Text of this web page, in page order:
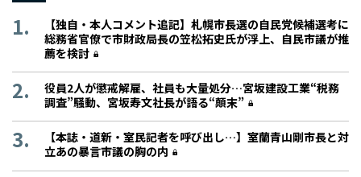
【独自・本人コメント追記】札幌市長選の自民党候補選考に
総務省官僚で市財政局長の笠松拓史氏が浮上、自民市議が推
薦を検討
役員2人が懲戒解雇、社員も大量処分…宮坂建設工業“税務
調査”騒動、宮坂寿文社長が語る“顛末”
【本誌・道新・室民記者を呼び出し…】室蘭青山剛市長と対
立あの暴言市議の胸の内